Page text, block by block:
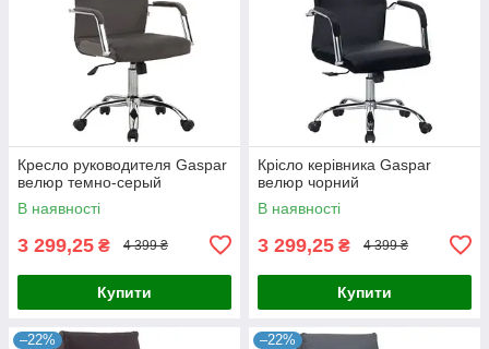
Кресло руководителя Gaspar
велюр темно-серый
В наявності
3 299,25 ₴ 4 399 ₴
Купити
Крісло керівника Gaspar
велюр чорний
В наявності
3 299,25 ₴ 4 399 ₴
Купити
–22% –22%